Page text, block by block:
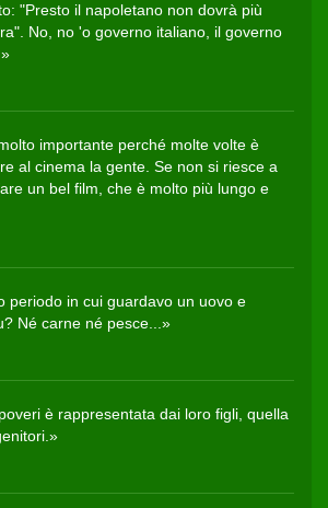
"Presto il napoletano non dovrà più
No, no 'o governo italiano, il governo
importante perché molte volte è
al cinema la gente. Se non si riesce a
un bel film, che è molto più lungo e
periodo in cui guardavo un uovo e
Né carne né pesce...»
è rappresentata dai loro figli, quella